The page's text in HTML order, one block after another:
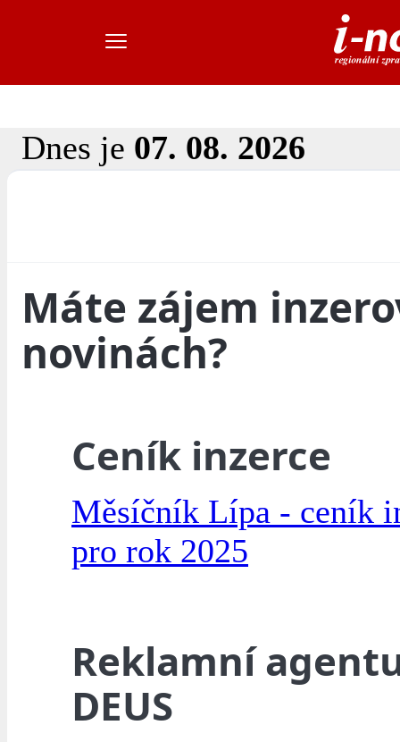
Dnes je 07. 08. 2026
Máte zájem
novinách?
Ceník inzerce
Měsíčník Lípa - ceník
pro rok 2025
Reklamní
DEUS